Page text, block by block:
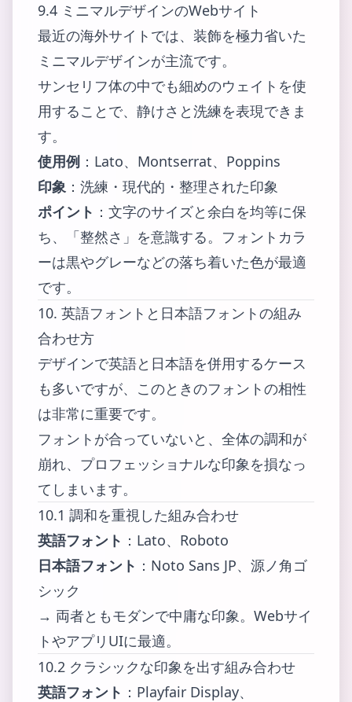
9.4 ミニマルデザインのWebサイト
最近の海外サイトでは、装飾を極力省いた
ミニマルデザインが主流です。
サンセリフ体の中でも細めのウェイトを使
用することで、静けさと洗練を表現できま
す。
使用例 ：Lato、Montserrat、Poppins
印象 ：洗練・現代的・整理された印象
ポイント ：文字のサイズと余白を均等に保
ち、「整然さ」を意識する。フォントカラ
ーは黒やグレーなどの落ち着いた色が最適
です。
10. 英語フォントと日本語フォントの組み
合わせ方
デザインで英語と日本語を併用するケース
も多いですが、このときのフォントの相性
は非常に重要です。
フォントが合っていないと、全体の調和が
崩れ、プロフェッショナルな印象を損なっ
てしまいます。
10.1 調和を重視した組み合わせ
英語フォント ：Lato、Roboto
日本語フォント ：Noto Sans JP、源ノ角ゴ
シック
→ 両者ともモダンで中庸な印象。Webサイ
トやアプリUIに最適。
10.2 クラシックな印象を出す組み合わせ
英語フォント ：Playfair Display、